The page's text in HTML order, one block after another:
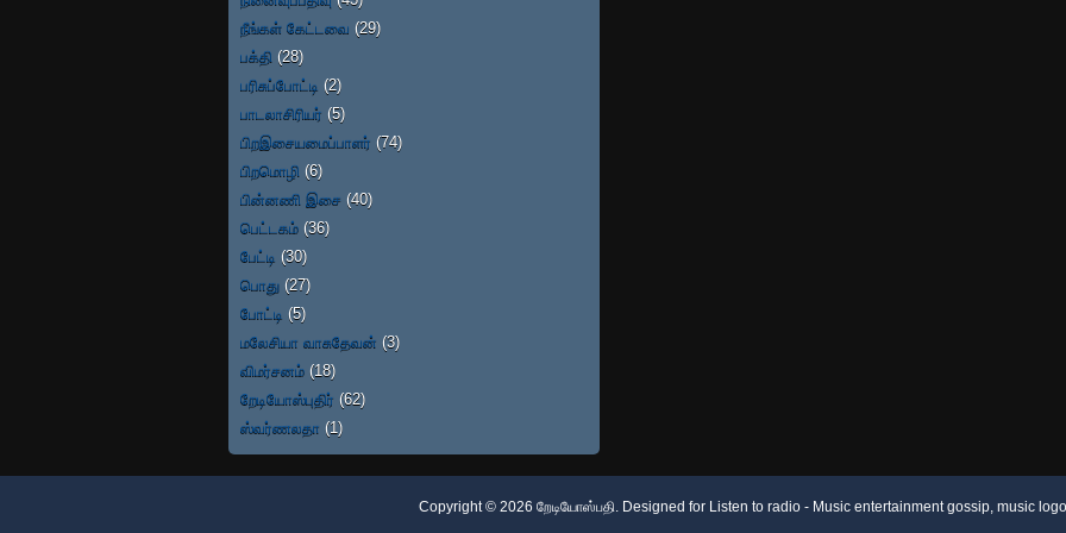
நீங்கள் கேட்டவை (29)
பக்தி (28)
பரிசுப்போட்டி (2)
பாடலாசிரியர் (5)
பிறஇசையமைப்பாளர் (74)
பிறமொழி (6)
பின்னணி இசை (40)
பெட்டகம் (36)
பேட்டி (30)
பொது (27)
போட்டி (5)
மலேசியா வாசுதேவன் (3)
விமர்சனம் (18)
றேடியோஸ்புதிர் (62)
ஸ்வர்ணலதா (1)
Copyright © 2026 றேடியோஸ்பதி . Designed for Listen to radio- Music entertainment gossip, music